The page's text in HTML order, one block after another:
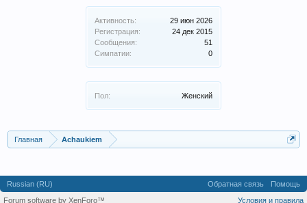
Активность:
29 июн 2026
Регистрация:
24 дек 2015
Сообщения:
51
Симпатии:
0
Пол: Женский
Главная Achaukiem
Russian (RU) Обратная связь
Помощь
Условия и правила
Forum software by XenForo™